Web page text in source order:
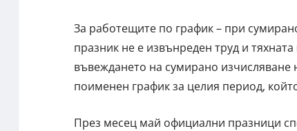
За работещите по график – при
празник не е извънреден труд и
въвеждането на сумирано изчисляване
поименен график за целия период,
През месец май официални празници